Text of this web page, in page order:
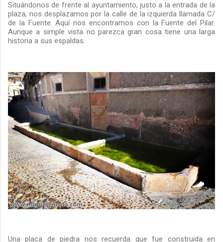
Situándonos de frente al ayuntamiento, justo a la entrada de la
plaza, nos desplazamos por la calle de la izquierda llamada C/
de la Fuente. Aquí nos encontramos con la Fuente del Pilar.
Aunque a simple vista no parezca gran cosa tiene una larga
historia a sus espaldas.
Una placa de piedra nos recuerda que fue construida en